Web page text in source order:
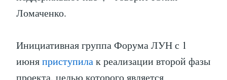
Ломаченко.
Инициативная группа Форума ЛУН с 1
июняприступилак реализации второй фазы
проекта, целью которого является